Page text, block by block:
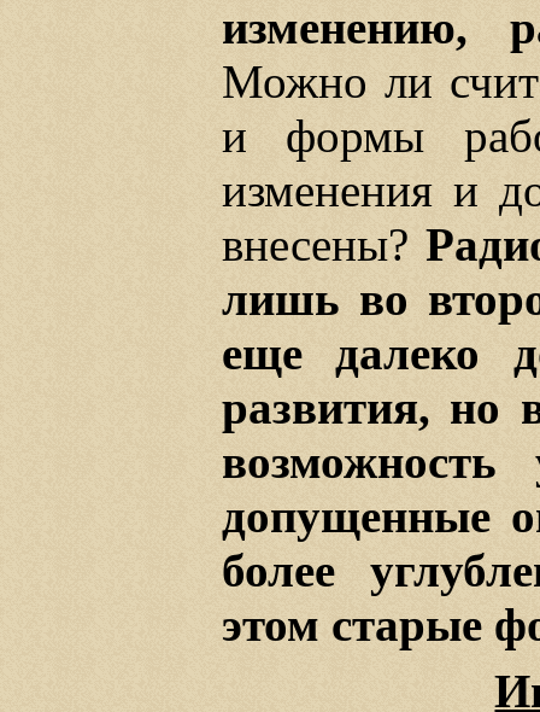
изменению,
Можно ли
и формы
изменения и
внесены?
лишь во
еще далеко
развития,
допущенные
более
этом старые